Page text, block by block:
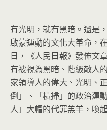
有光明，就有黑暗。還是
啟蒙運動的文化大革命，
日，《人民日報》發佈文
有被視為黑暗、階級敵人
家領導人的偉大、光明、
倒」、「橫掃」的政治運
人」大帽的代罪羔羊，喚